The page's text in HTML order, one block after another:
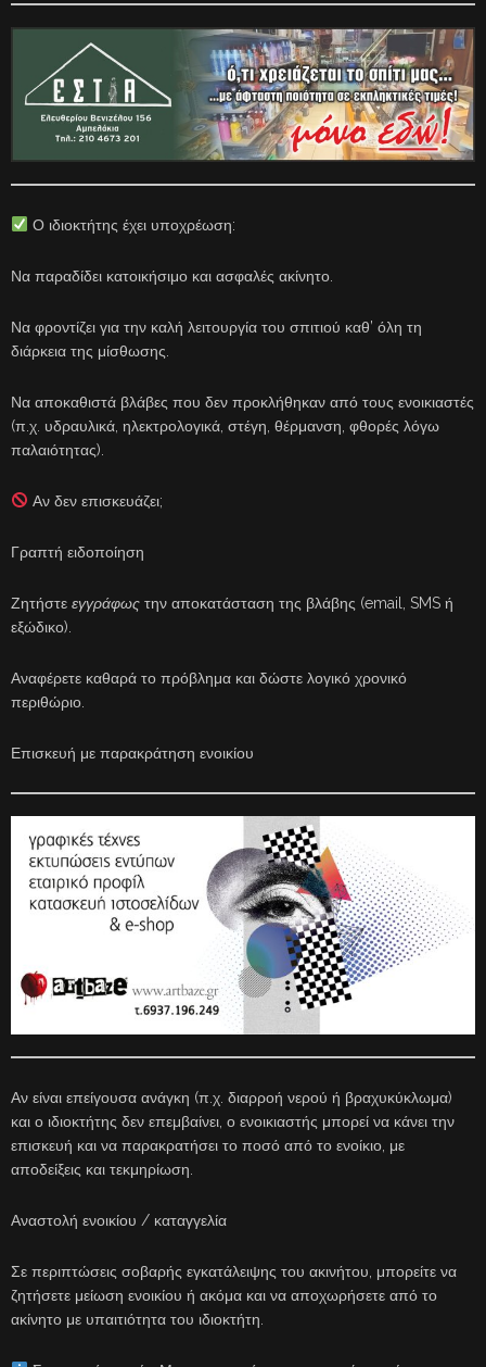
Ο ιδιοκτήτης έχει υποχρέωση:
Να παραδίδει κατοικήσιμο και ασφαλές ακίνητο.
Να φροντίζει για την καλή λειτουργία του σπιτιού καθ’ όλη τη
διάρκεια της μίσθωσης.
Να αποκαθιστά βλάβες που δεν προκλήθηκαν από τους ενοικιαστές
(π.χ. υδραυλικά, ηλεκτρολογικά, στέγη, θέρμανση, φθορές λόγω
παλαιότητας).
Αν δεν επισκευάζει;
Γραπτή ειδοποίηση
Ζητήστε εγγράφως την αποκατάσταση της βλάβης (email, SMS ή
εξώδικο).
Αναφέρετε καθαρά το πρόβλημα και δώστε λογικό χρονικό
περιθώριο.
Επισκευή με παρακράτηση ενοικίου
Αν είναι επείγουσα ανάγκη (π.χ. διαρροή νερού ή βραχυκύκλωμα)
και ο ιδιοκτήτης δεν επεμβαίνει, ο ενοικιαστής μπορεί να κάνει την
επισκευή και να παρακρατήσει το ποσό από το ενοίκιο, με
αποδείξεις και τεκμηρίωση.
Αναστολή ενοικίου / καταγγελία
Σε περιπτώσεις σοβαρής εγκατάλειψης του ακινήτου, μπορείτε να
ζητήσετε μείωση ενοικίου ή ακόμα και να αποχωρήσετε από το
ακίνητο με υπαιτιότητα του ιδιοκτήτη.